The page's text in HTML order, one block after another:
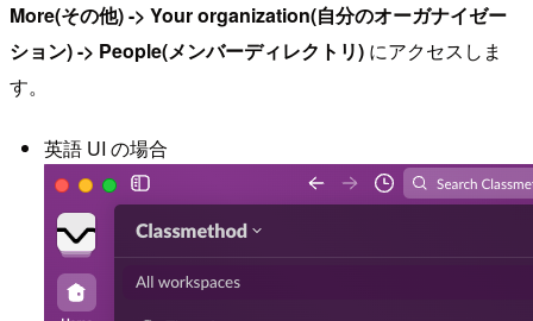
More(その他) -> Your organization(自分のオーガナイゼー
ション) -> People(メンバーディレクトリ) にアクセスしま
す。
英語 UI の場合